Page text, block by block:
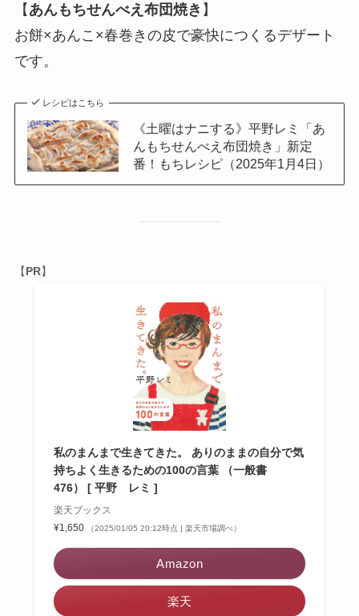
【 あんもちせんべえ布団焼き 】
お餅×あんこ×春巻きの皮で豪快につくるデザート
です。
レシピはこちら
《土曜はナニする》平野レミ「あ
んもちせんべえ布団焼き」新定
番！もちレシピ（2025年1月4日）
【PR】
私のまんまで生きてきた。 ありのままの自分で気
持ちよく生きるための100の言葉 （一般書
476） [ 平野 レミ ]
楽天ブックス
¥1,650
（2025/01/05 20:12時点 | 楽天市場調べ）
Amazon
楽天